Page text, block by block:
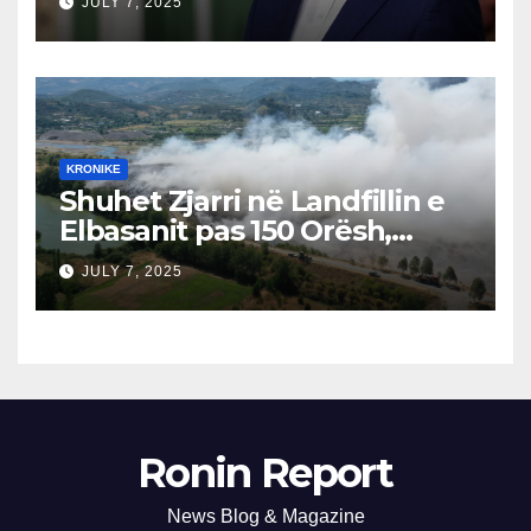
Përgjegjës
KRONIKE
Shuhet Zjarri në Landfillin e
Elbasanit pas 150 Orësh,
Fillon Vlerësimi i Dëmeve
JULY 7, 2025
Ronin Report
News Blog & Magazine